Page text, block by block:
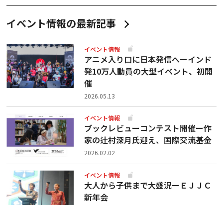
イベント情報の最新記事
イベント情報
アニメ入り口に日本発信へーインド
発10万人動員の大型イベント、初開
催
2026.05.13
イベント情報
ブックレビューコンテスト開催ー作
家の辻村深月氏迎え、国際交流基金
2026.02.02
イベント情報
大人から子供まで大盛況ーＥＪＪＣ
新年会